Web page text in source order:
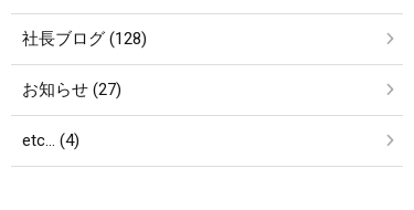
社長ブログ (128)
お知らせ (27)
etc… (4)